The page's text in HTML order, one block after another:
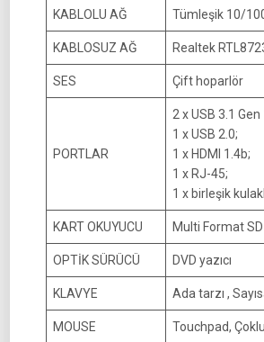
KABLOLU AĞ Tümleşik 10/
KABLOSUZ AĞ Realtek
SES Çift hoparlör
PORTLAR
2 x USB 3.1
1 x USB 2.0;
1 x HDMI 1.4b;
1 x RJ-45;
1 x birleşik
KART OKUYUCU Multi Format
OPTİK SÜRÜCÜ DVD yazıcı
KLAVYE Ada tarzı ,
MOUSE Touchpad,